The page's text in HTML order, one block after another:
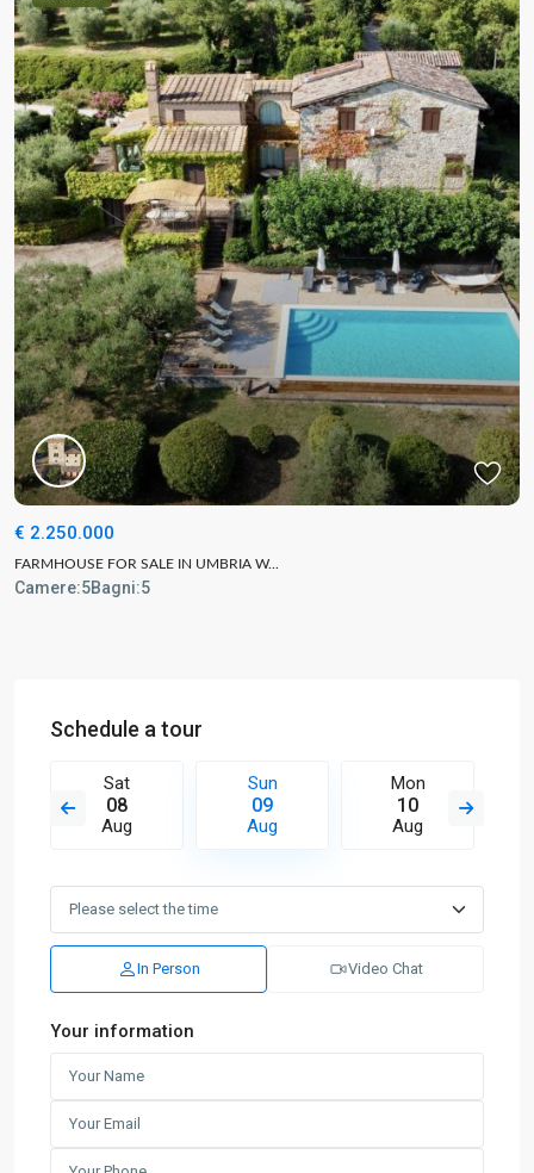
€ 2.250.000
FARMHOUSE FOR SALE IN UMBRIA W...
Camere:5Bagni:5
Schedule a tour
Sat
08
Aug
Sun
09
Aug
Mon
10
Aug
In Person Video Chat
Your information